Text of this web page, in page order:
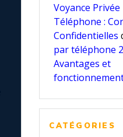
Voyance
Téléphone :
Confidentielles
par téléphone
Avantages et
CATÉGORIES